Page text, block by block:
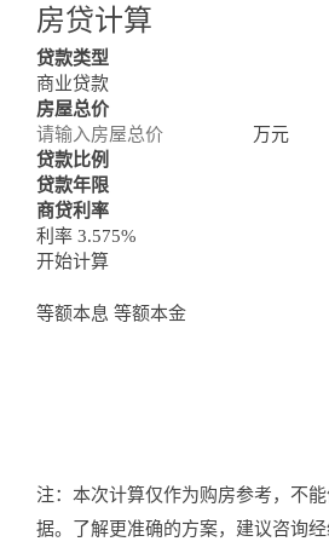
房贷计算
Loan Calculator
贷款类型
商业贷款
房屋总价
万元
贷款比例
贷款年限
商贷利率
利率 3.575%
开始计算
等额本息 等额本金
注：本次计算仅作为购房参考，不
据。了解更准确的方案，建议咨询经